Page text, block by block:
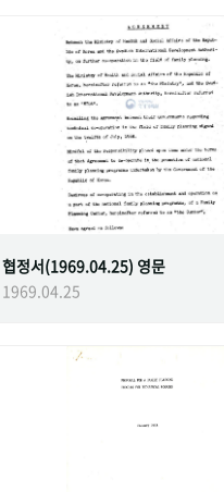
협정서(1969.04.25) 영문
1969.04.25